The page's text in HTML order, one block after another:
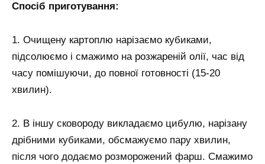
Спосіб приготування:
1. Очищену картоплю нарізаємо кубиками,
підсолюємо і смажимо на розжареній олії, час від
часу помішуючи, до повної готовності (15-20
хвилин).
2. В іншу сковороду викладаємо цибулю, нарізану
дрібними кубиками, обсмажуємо пару хвилин,
після чого додаємо розморожений фарш. Смажимо